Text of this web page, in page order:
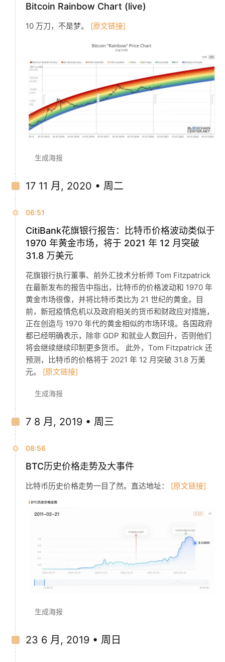
Bitcoin Rainbow Chart (live)
10 万刀，不是梦。 [原文链接]
生成海报
17 11 月, 2020 • 周二
06:51
CitiBank花旗银行报告：比特币价格波动类似于
1970 年黄金市场，将于 2021 年 12 月突破
31.8 万美元
花旗银行执行董事、前外汇技术分析师 Tom Fitzpatrick
在最新发布的报告中指出，比特币的价格波动和 1970 年
黄金市场很像，并将比特币类比为 21 世纪的黄金。目
前，新冠疫情危机以及政府相关的货币和财政应对措施，
正在创造与 1970 年代的黄金相似的市场环境。各国政府
都已经明确表示，除非 GDP 和就业人数回升，否则他们
将会继续继续印制更多货币。 此外，Tom Fitzpatrick 还
预测，比特币的价格将于 2021 年 12 月突破 31.8 万美
元。 [原文链接]
生成海报
7 8 月, 2019 • 周三
08:56
BTC历史价格走势及大事件
比特币历史价格走势一目了然。直达地址： [原文链接]
生成海报
23 6 月, 2019 • 周日